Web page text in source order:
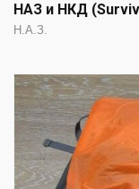
НАЗ и НКД
Н.А.З.